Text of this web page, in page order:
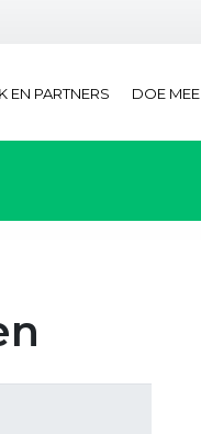
EN PARTNERS DOE MEE